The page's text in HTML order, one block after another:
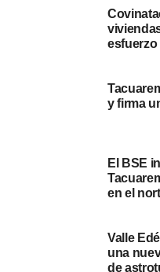
Emanero y Los
Domingo 16 de marzo:
Lunes 17 y martes 18 de
Miércoles 19 de marzo:
Jueves 20 de marzo: $400
y firma
El BSE
en el
Valle
una
de